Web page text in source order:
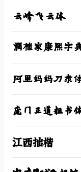
云峰飞云体
润植家康熙字
阿里妈妈刀隶
庞门正道粗书
江西拙楷